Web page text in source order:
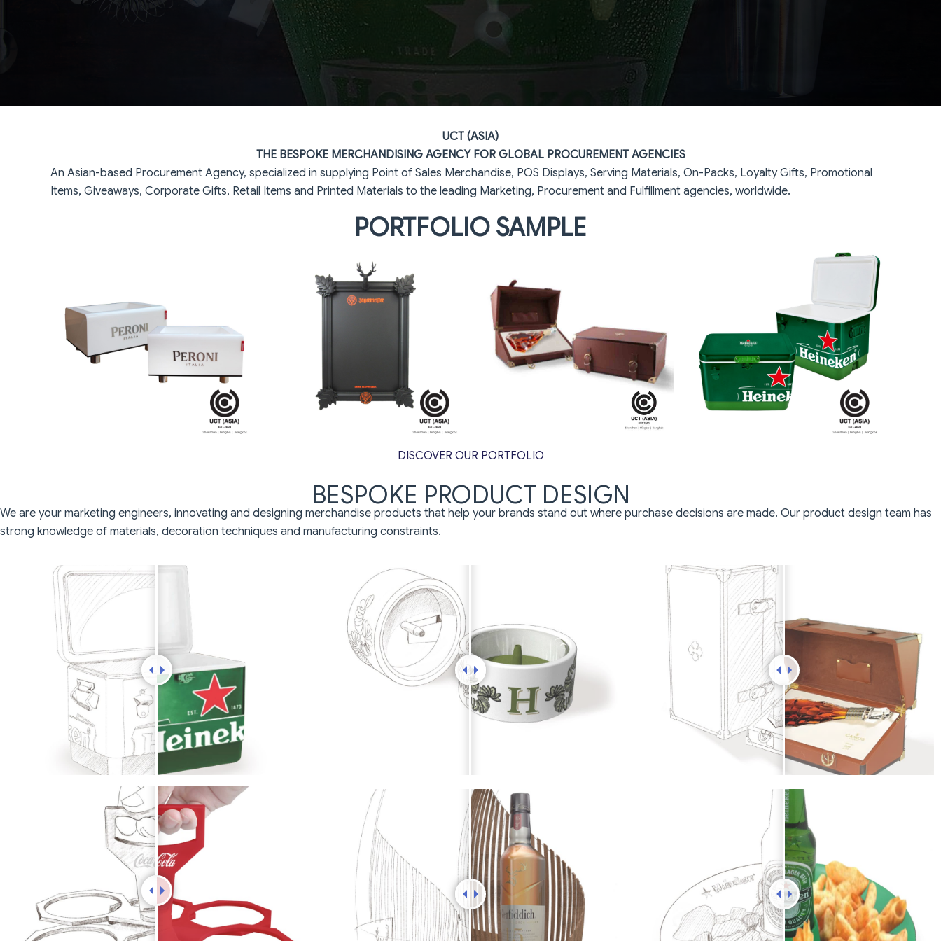
UCT (ASIA)
THE BESPOKE MERCHANDISING AGENCY FOR GLOBAL PROCUREMENT AGENCIES
An Asian-based Procurement Agency, specialized in supplying Point of Sales Merchandise, POS Displays, Serving Materials, On-Packs, Loyalty Gifts, Promotional
Items, Giveaways, Corporate Gifts, Retail Items and Printed Materials to the leading Marketing, Procurement and Fulfillment agencies, worldwide.
PORTFOLIO SAMPLE
DISCOVER OUR PORTFOLIO
BESPOKE PRODUCT DESIGN
We are your marketing engineers, innovating and designing merchandise products that help your brands stand out where purchase decisions are made. Our product design team has
strong knowledge of materials, decoration techniques and manufacturing constraints.